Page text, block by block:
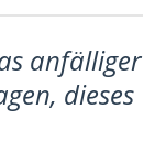
anfälliger
dieses